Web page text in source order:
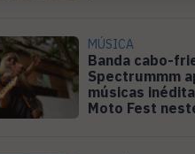
MÚSICA
Banda cabo-
Spectrummm
músicas
Moto Fest